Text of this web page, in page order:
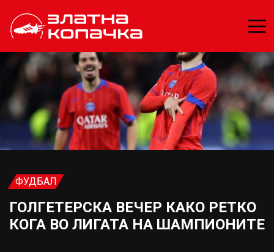
ФУДБАЛ
ГОЛГЕТЕРСКА ВЕЧЕР КАКО РЕТКО
КОГА ВО ЛИГАТА НА ШАМПИОНИТЕ